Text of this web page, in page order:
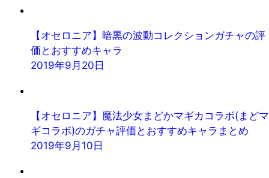
【オセロニア】暗黒の波動コレクションガチャの評
価とおすすめキャラ
2019年9月20日
【オセロニア】魔法少女まどかマギカコラボ(まどマ
ギコラボ)のガチャ評価とおすすめキャラまとめ
2019年9月10日